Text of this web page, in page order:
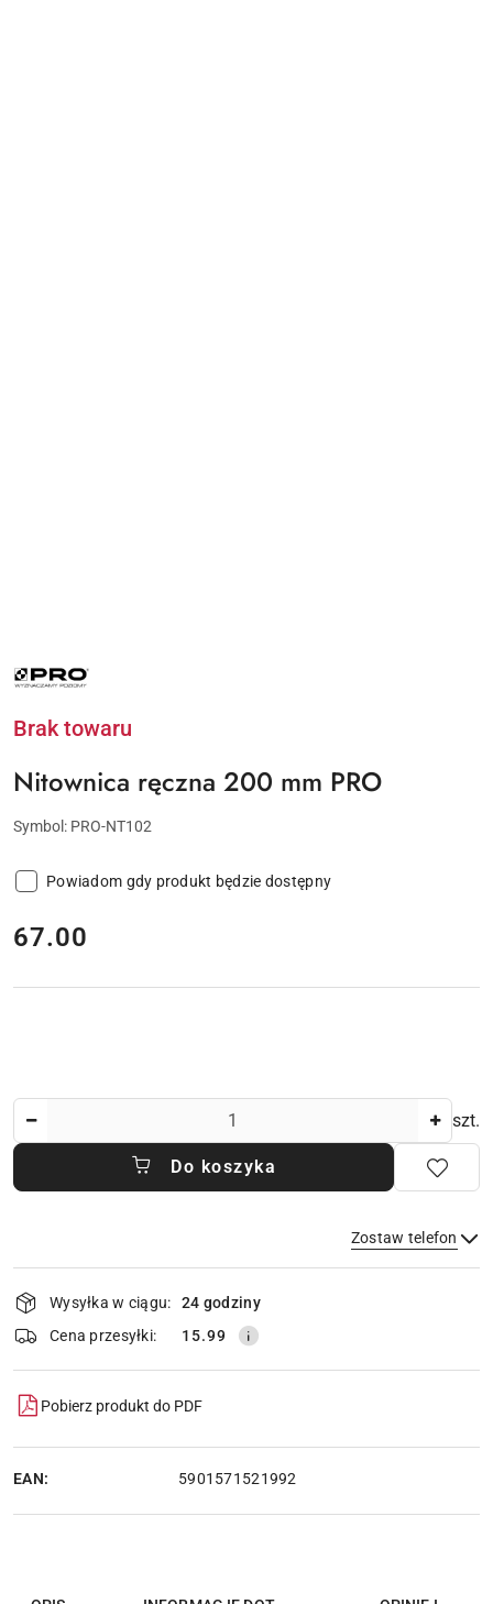
NAZWA
PRODUCENTA:
Brak towaru
Nitownica ręczna 200 mm PRO
Symbol: PRO-NT102
Powiadom gdy produkt będzie dostępny
cena:
67.00
szt.
Do koszyka
Zostaw telefon
Wyślij
Dostępność
i
dostawa
Wysyłka w ciągu:
24 godziny
Cena przesyłki:
15.99
Pobierz produkt do PDF
EAN: 5901571521992